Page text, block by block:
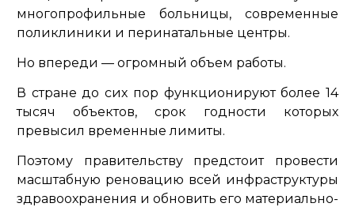
многопрофильные больницы, современные
поликлиники и перинатальные центры.
Но впереди — огромный объем работы.
В стране до сих пор функционируют более 14
тысяч объектов, срок годности которых
превысил временные лимиты.
Поэтому правительству предстоит провести
масштабную реновацию всей инфраструктуры
здравоохранения и обновить его материально-